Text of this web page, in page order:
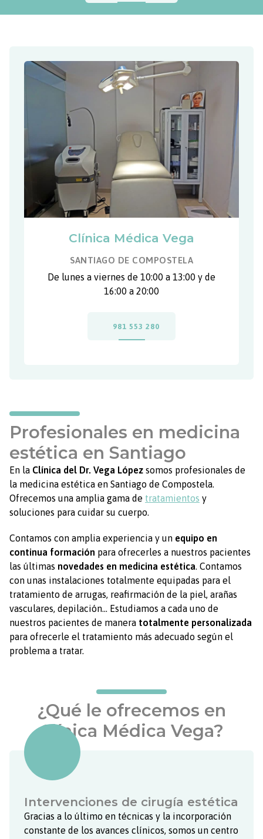
Profesionales en medicina
estética en Santiago
En laClínica del Dr. Vega Lópezsomos profesionales de
la medicina estética en Santiago de Compostela.
Ofrecemos una amplia gama de
tratamientos
y
soluciones para cuidar su cuerpo.
Contamos con amplia experiencia y un
continua formación para ofrecerles a nuestros pacientes
las últimas
novedades en medicina estética . Contamos
con unas instalaciones totalmente equipadas para el
tratamiento de arrugas, reafirmación de la piel, arañas
vasculares, depilación… Estudiamos a cada uno de
nuestros pacientes de manera
totalmente personalizada
para ofrecerle el tratamiento más adecuado según el
problema a tratar.
Clínica Médica Vega
SANTIAGO DE COMPOSTELA
De lunes a viernes de 10:00 a 13:00 y de
16:00 a 20:00
¿Qué le ofrecemos en
Clínica Médica Vega?
Intervenciones de cirugía estética
Gracias a lo último en técnicas y la incorporación
constante de los avances clínicos, somos un centro
reconocido por su eficiencia y profesionalidad en